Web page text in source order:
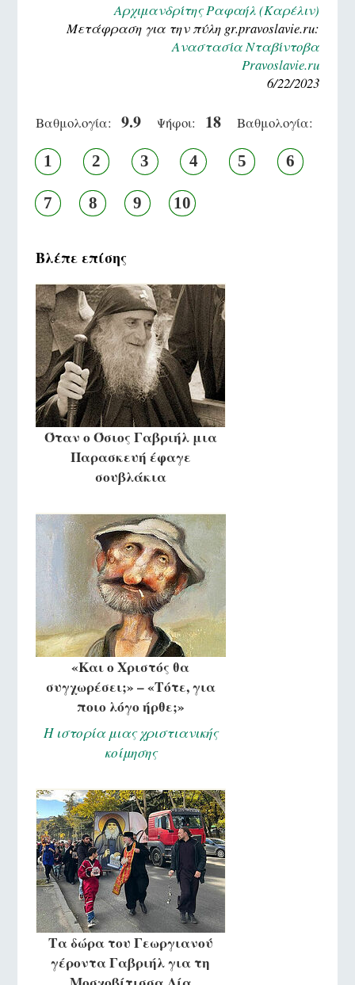
Αρχιμανδρίτης Ραφαήλ (Καρέλιν)
Μετάφραση για την πύλη gr.pravoslavie.ru:
Αναστασία Νταβίντοβα
Pravoslavie.ru
6/22/2023
Βαθμολογία: 9.9 Ψήφοι: 18 Βαθμολογία:
1 2 3 4 5 6
7 8 9 10
Βλέπε επίσης
Όταν ο Όσιος Γαβριήλ μια
Παρασκευή έφαγε
σουβλάκια
«Και ο Χριστός θα
συγχωρέσει;» – «Τότε, για
ποιο λόγο ήρθε;»
Η ιστορία μιας χριστιανικής
κοίμησης
Τα δώρα του Γεωργιανού
γέροντα Γαβριήλ για τη